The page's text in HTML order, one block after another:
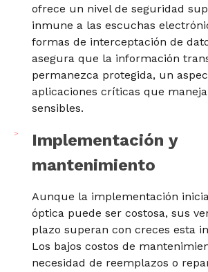
ofrece un nivel de seguridad
inmune a las escuchas
formas de interceptación de
asegura que la información
permanezca protegida, un
aplicaciones críticas que
sensibles.
Implementación y
mantenimiento
Aunque la implementación
óptica puede ser costosa, sus
plazo superan con creces esta
Los bajos costos de
necesidad de reemplazos o